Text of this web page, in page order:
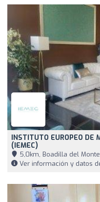
INSTITUTO EUROPEO DE
(IEMEC)
5,0km, Boadilla del Monte
Ver información y datos